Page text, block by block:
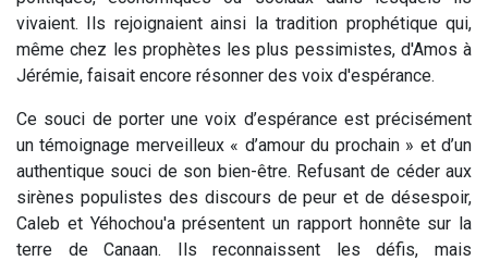
vivaient. Ils rejoignaient ainsi la tradition prophétique qui,
même chez les prophètes les plus pessimistes, d'Amos à
Jérémie, faisait encore résonner des voix d'espérance.
Ce souci de porter une voix d’espérance est précisément
un témoignage merveilleux « d’amour du prochain » et d’un
authentique souci de son bien-être. Refusant de céder aux
sirènes populistes des discours de peur et de désespoir,
Caleb et Yéhochou'a présentent un rapport honnête sur la
terre de Canaan. Ils reconnaissent les défis, mais